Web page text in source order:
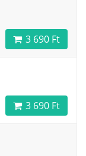
3 690 Ft
3 690 Ft